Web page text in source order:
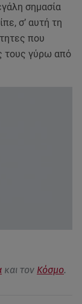
σημασία
σ’ αυτή τη
που
τους γύρω από
και τον Κόσμο.